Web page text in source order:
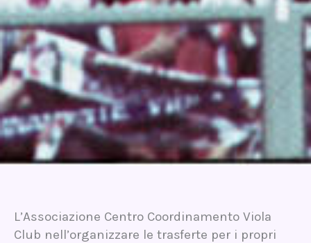
L’Associazione Centro Coordinamento Viola
Club nell’organizzare le trasferte per i propri